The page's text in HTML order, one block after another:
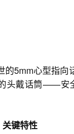
5mm心型指
头戴话筒——安
关键特性